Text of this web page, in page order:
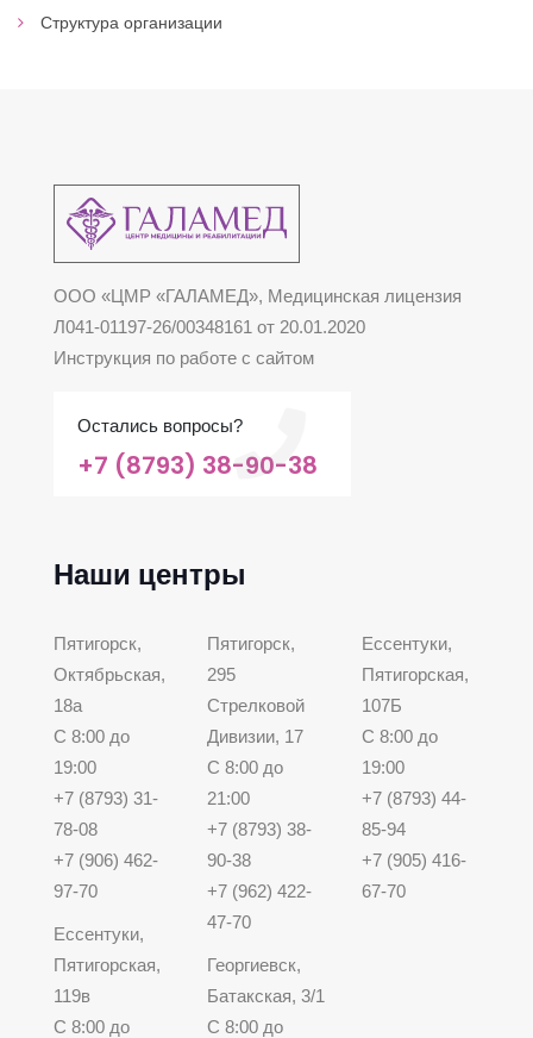
Структура организации
ООО «ЦМР «ГАЛАМЕД», Медицинская лицензия
Л041-01197-26/00348161 от 20.01.2020
Инструкция по работе с сайтом
Остались вопросы?
+7 (8793) 38-90-38
Наши центры
Пятигорск,
Октябрьская,
18а
С 8:00 до
19:00
+7 (8793) 31-
78-08
+7 (906) 462-
97-70
Ессентуки,
Пятигорская,
119в
С 8:00 до
Пятигорск,
295
Стрелковой
Дивизии, 17
С 8:00 до
21:00
+7 (8793) 38-
90-38
+7 (962) 422-
47-70
Георгиевск,
Батакская, 3/1
С 8:00 до
Ессентуки,
Пятигорская,
107Б
С 8:00 до
19:00
+7 (8793) 44-
85-94
+7 (905) 416-
67-70